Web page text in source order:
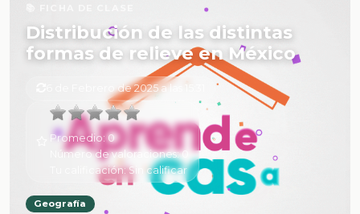
Distribución de las distintas
formas de relieve en México
6 de Febrero de 2025 a las 15:31
Promedio: 0
Número de valoraciones:0
Tu calificación:Sin calificar
Geografía